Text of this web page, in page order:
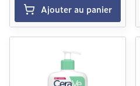
Ajouter au panier